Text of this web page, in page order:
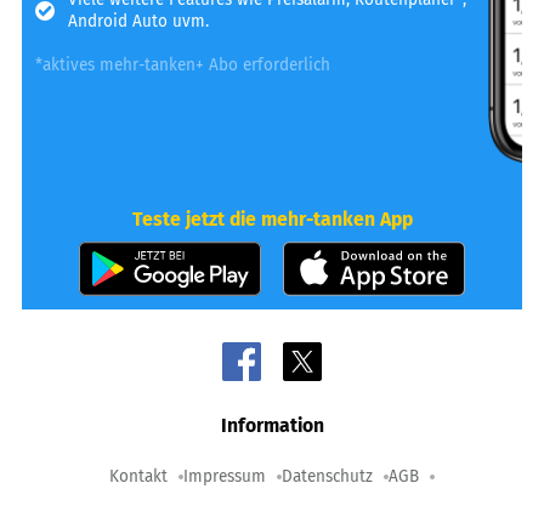
Android Auto uvm.
*aktives mehr-tanken+ Abo erforderlich
Teste jetzt die mehr-tanken App
Information
Kontakt Impressum Datenschutz AGB